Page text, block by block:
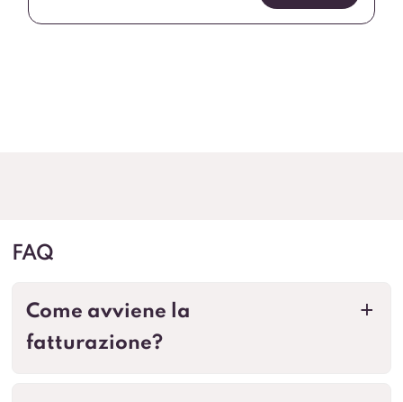
FAQ
a
Come avviene la
fatturazione?